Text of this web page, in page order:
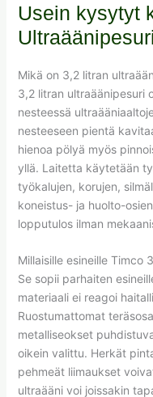
Usein kysytyt
Mikä on 3,2 litran
3,2 litran ultraäänipesuri
nesteessä
nesteeseen pientä
hienoa pölyä myös
yllä. Laitetta käytetään
työkalujen, korujen,
koneistus- ja huolto-
lopputulos ilman
Millaisille esineille Timco
Se sopii parhaiten
materiaali ei reagoi
Ruostumattomat
metalliseokset
oikein valittu. Herkät
pehmeät liimaukset
ultraääni voi joissakin